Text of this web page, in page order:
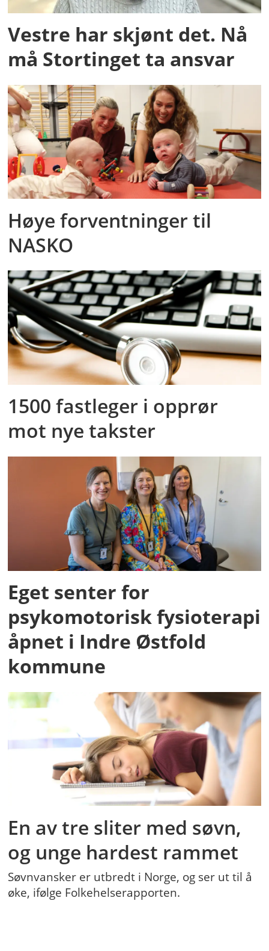
Vestre har skjønt det. Nå
må Stortinget ta ansvar
Høye forventninger til
NASKO
1500 fastleger i opprør
mot nye takster
Eget senter for
psykomotorisk fysioterapi
åpnet i Indre Østfold
kommune
En av tre sliter med søvn,
og unge hardest rammet
Søvnvansker er utbredt i Norge, og ser ut til å
øke, ifølge Folkehelserapporten.